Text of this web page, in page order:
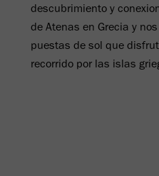
descubrimiento y
de Atenas en Grecia y
puestas de sol que
recorrido por las islas